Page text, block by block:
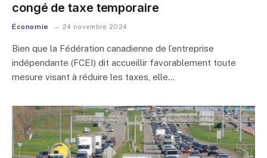
congé de taxe temporaire
Économie 24 novembre 2024
Bien que la Fédération canadienne de l’entreprise
indépendante (FCEI) dit accueillir favorablement toute
mesure visant à réduire les taxes, elle…